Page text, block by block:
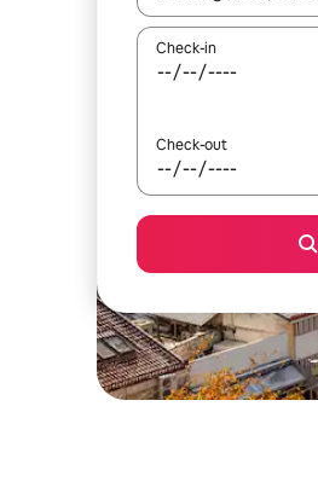
Check-in
Check-out